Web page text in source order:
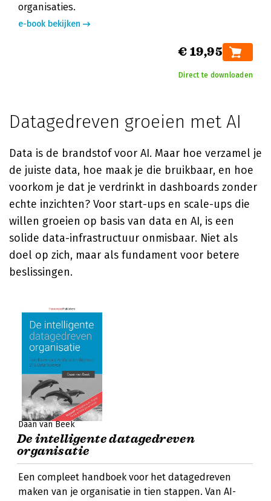
organisaties.
e-book bekijken
€ 19,95
Direct te downloaden
Datagedreven groeien met AI
Data is de brandstof voor AI. Maar hoe verzamel je
de juiste data, hoe maak je die bruikbaar, en hoe
voorkom je dat je verdrinkt in dashboards zonder
echte inzichten? Voor start-ups en scale-ups die
willen groeien op basis van data en AI, is een
solide data-infrastructuur onmisbaar. Niet als
doel op zich, maar als fundament voor betere
beslissingen.
Daan van Beek
De intelligente datagedreven
organisatie
Een compleet handboek voor het datagedreven
maken van je organisatie in tien stappen. Van AI-